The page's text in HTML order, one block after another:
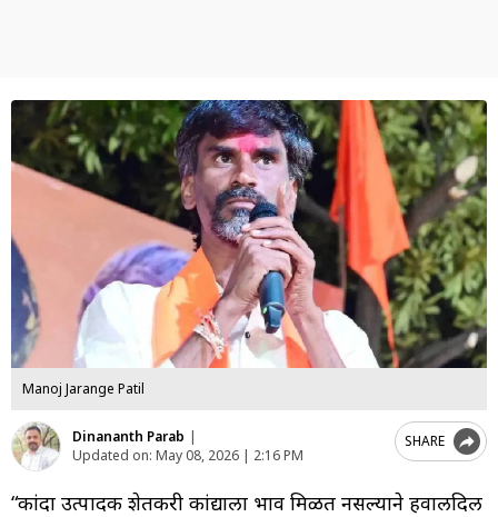
Manoj Jarange Patil
Dinananth Parab |
Updated on: May 08, 2026 | 2:16 PM
SHARE
“कांदा उत्पादक शेतकरी कांद्याला भाव मिळत नसल्याने हवालदिल